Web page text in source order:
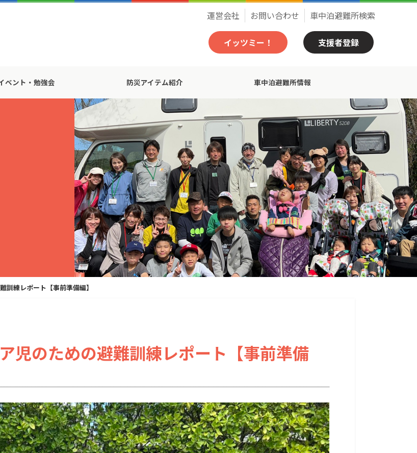
運営会社 お問い合わせ 車中泊避難所検索
イッツミー！ 支援者登録
ベント・勉強会 防災アイテム紹介 車中泊避難所情報
訓練レポート【事前準備編】
児のための避難訓練レポート【事前準備